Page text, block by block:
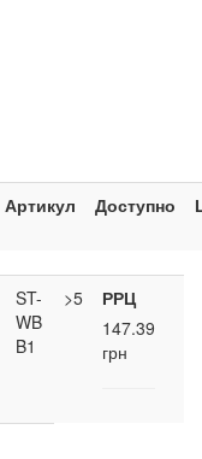
Артикул Доступно
ST-
WB
B1
>5
РРЦ
147.39
грн